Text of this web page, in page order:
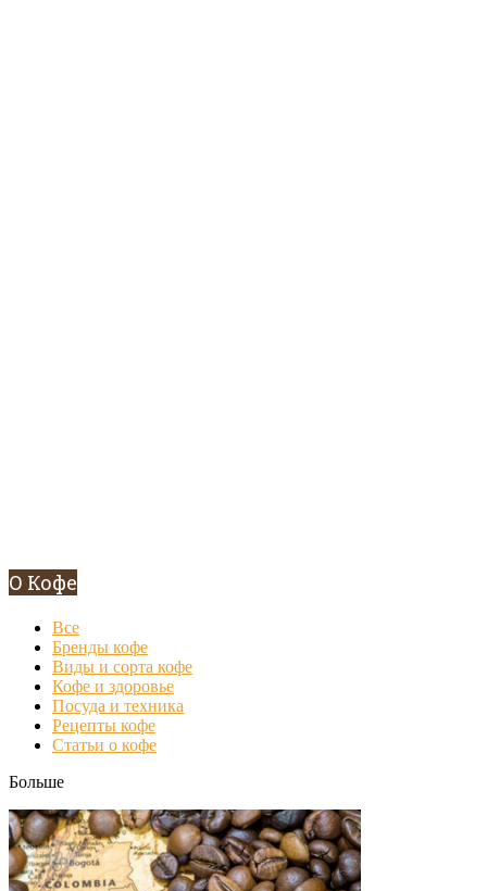
О Кофе
Все
Бренды кофе
Виды и сорта кофе
Кофе и здоровье
Посуда и техника
Рецепты кофе
Статьи о кофе
Больше